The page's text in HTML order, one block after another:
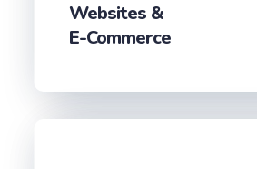
Websites &
E-Commerce